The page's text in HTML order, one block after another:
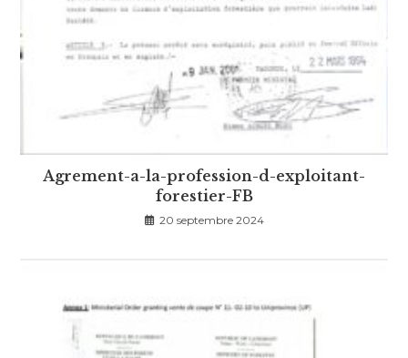
Agrement-a-la-profession-d-exploitant-
forestier-FB
20 septembre 2024